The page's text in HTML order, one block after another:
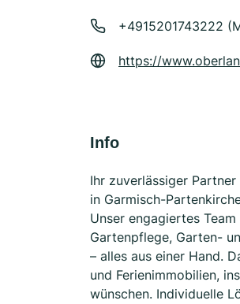
+4915201743222
https://
Info
Ihr zuverlässiger
in Garmisch-
Unser engagiertes
Gartenpflege, Garten-
– alles aus einer Hand.
und Ferienimmobilien,
wünschen. Individuelle